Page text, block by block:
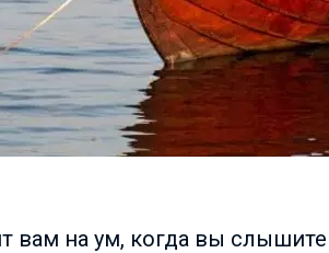
вам на ум, когда вы